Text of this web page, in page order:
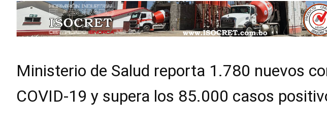
Ministerio de Salud reporta 1.780 nuevos
COVID-19 y supera los 85.000 casos